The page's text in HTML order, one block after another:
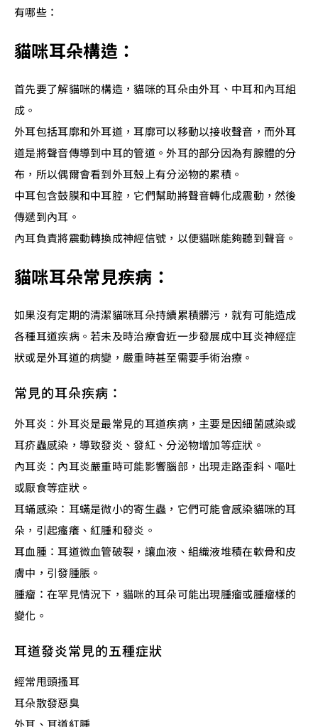
有哪些：
貓咪耳朵構造：
首先要了解貓咪的構造，貓咪的耳朵由外耳、中耳和內耳組
成。
外耳包括耳廓和外耳道，耳廓可以移動以接收聲音，而外耳
道是將聲音傳導到中耳的管道。外耳的部分因為有腺體的分
布，所以偶爾會看到外耳殼上有分泌物的累積。
中耳包含鼓膜和中耳腔，它們幫助將聲音轉化成震動，然後
傳遞到內耳。
內耳負責將震動轉換成神經信號，以便貓咪能夠聽到聲音。
貓咪耳朵常見疾病：
如果沒有定期的清潔貓咪耳朵持續累積髒污，就有可能造成
各種耳道疾病。若未及時治療會近一步發展成中耳炎神經症
狀或是外耳道的病變，嚴重時甚至需要手術治療。
常見的耳朵疾病：
外耳炎：外耳炎是最常見的耳道疾病，主要是因細菌感染或
耳疥蟲感染，導致發炎、發紅、分泌物增加等症狀。
內耳炎：內耳炎嚴重時可能影響腦部，出現走路歪斜、嘔吐
或厭食等症狀。
耳蟎感染：耳蟎是微小的寄生蟲，它們可能會感染貓咪的耳
朵，引起瘙癢、紅腫和發炎。
耳血腫：耳道微血管破裂，讓血液、組織液堆積在軟骨和皮
膚中，引發腫脹。
腫瘤：在罕見情況下，貓咪的耳朵可能出現腫瘤或腫瘤樣的
變化。
耳道發炎常見的五種症狀
經常甩頭搔耳
耳朵散發惡臭
外耳、耳道紅腫